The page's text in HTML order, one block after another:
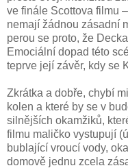
ve finále Scottova filmu
nemají žádnou zásadní
perou se proto, že
Emociální dopad této
teprve její závěr, kdy se
Zkrátka a dobře, chybí
kolen a které by se v
silnějších okamžiků,
filmu maličko vystupují
bublající vroucí vody,
domově jednu zcela